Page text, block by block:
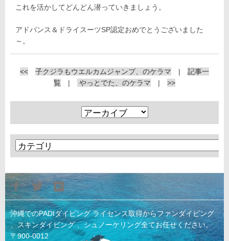
これを活かしてどんどん潜っていきましょう。
アドバンス＆ドライスーツSP認定おめでとうございました
～。
<< 子クジラもウエルカムジャンプ、のケラマ | 記事一
覧 | やっとでた、のケラマ | >>
沖縄でのPADIダイビング ライセンス取得からファンダイビング
、スキンダイビング 、シュノーケリング全てお任せください。
〒900-0012